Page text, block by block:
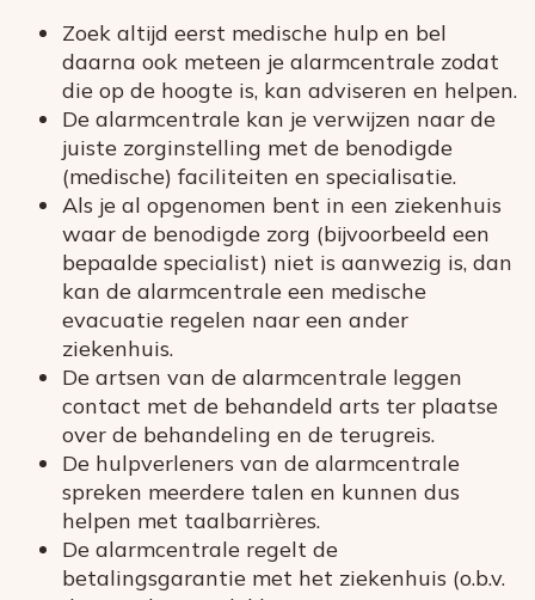
Zoek altijd eerst medische hulp en bel
daarna ook meteen je alarmcentrale zodat
die op de hoogte is, kan adviseren en helpen.
De alarmcentrale kan je verwijzen naar de
juiste zorginstelling met de benodigde
(medische) faciliteiten en specialisatie.
Als je al opgenomen bent in een ziekenhuis
waar de benodigde zorg (bijvoorbeeld een
bepaalde specialist) niet is aanwezig is, dan
kan de alarmcentrale een medische
evacuatie regelen naar een ander
ziekenhuis.
De artsen van de alarmcentrale leggen
contact met de behandeld arts ter plaatse
over de behandeling en de terugreis.
De hulpverleners van de alarmcentrale
spreken meerdere talen en kunnen dus
helpen met taalbarrières.
De alarmcentrale regelt de
betalingsgarantie met het ziekenhuis (o.b.v.